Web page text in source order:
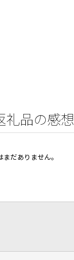
礼品の感想
まだありません。